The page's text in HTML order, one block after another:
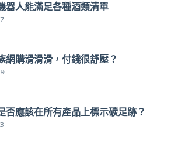
器人能滿足各種酒類清單
網購滑滑滑，付錢很舒壓？
否應該在所有產品上標示碳足跡？